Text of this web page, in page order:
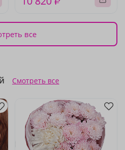
все
Смотреть все